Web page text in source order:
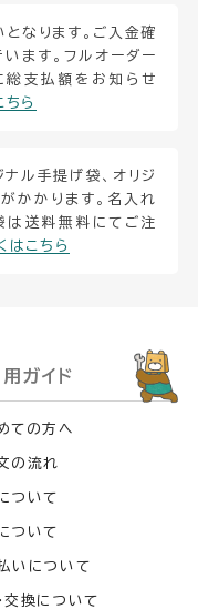
なります。ご入金確
ます。フルオーダー
総支払額をお知らせ
ちら
ナル手提げ袋、オリジ
かかります。名入れ
は送料無料にてご注
はこちら
ガイド
ての方へ
の流れ
ついて
ついて
いについて
交換について